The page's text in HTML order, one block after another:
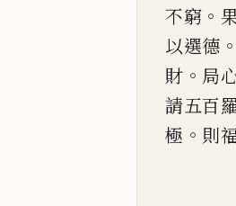
不窮 。
以選德 。
財 。 局
請五百
極 。 則